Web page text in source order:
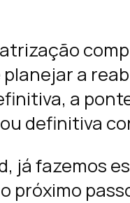
a
a
definitiva
já fazemos
próximo